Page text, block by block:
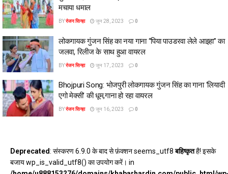
मचाया धमाल
BYरंजन सिन्हा जून 28, 2023 0
लोकगायक गुंजन सिंह का नया गाना “पिया पाउडरवा लेले आइहा” का
जलवा, रिलीज के साथ हुआ वायरल
BYरंजन सिन्हा जून 17, 2023 0
Bhojpuri Song: भोजपुरी लोकगायक गुंजन सिंह का गाना ‘लियादी
एगो मेक्सी’ की धूम,गाना हो रहा वायरल
BYरंजन सिन्हा जून 16, 2023 0
Deprecated: संस्करण 6.9.0 के बाद से फ़ंक्शन seems_utf8बहिष्कृतहै! इसके
बजाय wp_is_valid_utf8() का उपयोग करें। in